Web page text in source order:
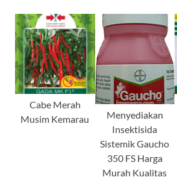
Cabe Merah
Musim Kemarau
Menyediakan
Insektisida
Sistemik Gaucho
350 FS Harga
Murah Kualitas